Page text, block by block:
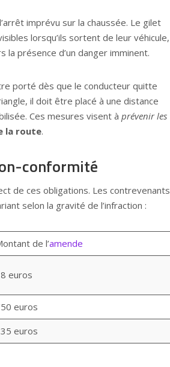
imprévu sur la chaussée. Le gilet
lorsqu’ils sortent de leur véhicule,
présence d’un danger imminent.
porté dès que le conducteur quitte
il doit être placé à une distance
Ces mesures visent à prévenir les
la route.
conformité
de ces obligations. Les contrevenants
selon la gravité de l’infraction :
de l’amende
euros
euros
euros